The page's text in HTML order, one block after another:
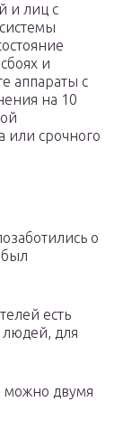
и лиц с
и
аппараты с
на 10
или срочного
о
был
есть
для
можно двумя